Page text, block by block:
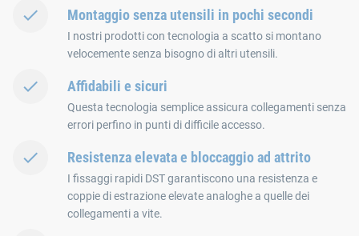
Montaggio senza utensili in pochi secondi
I nostri prodotti con tecnologia a scatto si montano
velocemente senza bisogno di altri utensili.
Affidabili e sicuri
Questa tecnologia semplice assicura collegamenti senza
errori perfino in punti di difficile accesso.
Resistenza elevata e bloccaggio ad attrito
I fissaggi rapidi DST garantiscono una resistenza e
coppie di estrazione elevate analoghe a quelle dei
collegamenti a vite.